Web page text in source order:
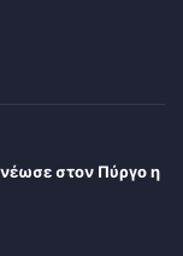
στον Πύργο η